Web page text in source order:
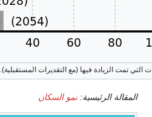
تمت الزيادة فيها (مع التقديرات المستقبلية).
المقالة الرئيسية:نمو السكان